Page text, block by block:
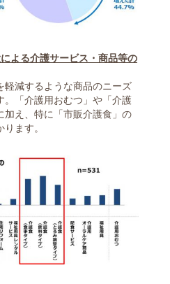
よる介護サービス・商品等の
減するような商品のニーズ
「介護用おむつ」や「介護
加え、特に「市販介護食」の
ます。